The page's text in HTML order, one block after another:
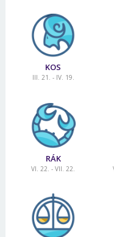
KOS
III. 21. - IV. 19.
RÁK
VI. 22. - VII. 22.